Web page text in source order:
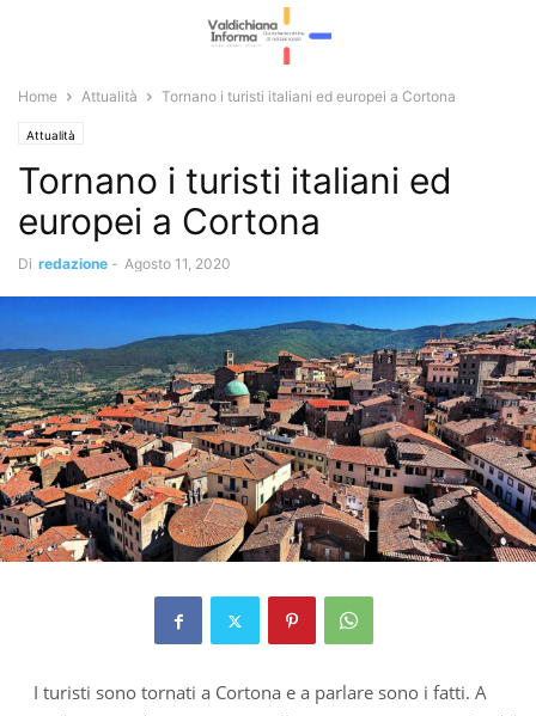
Home Attualità Tornano i turisti italiani ed europei a Cortona
Attualità
Tornano i turisti italiani ed
europei a Cortona
Di redazione - Agosto 11, 2020
I turisti sono tornati a Cortona e a parlare sono i fatti. A